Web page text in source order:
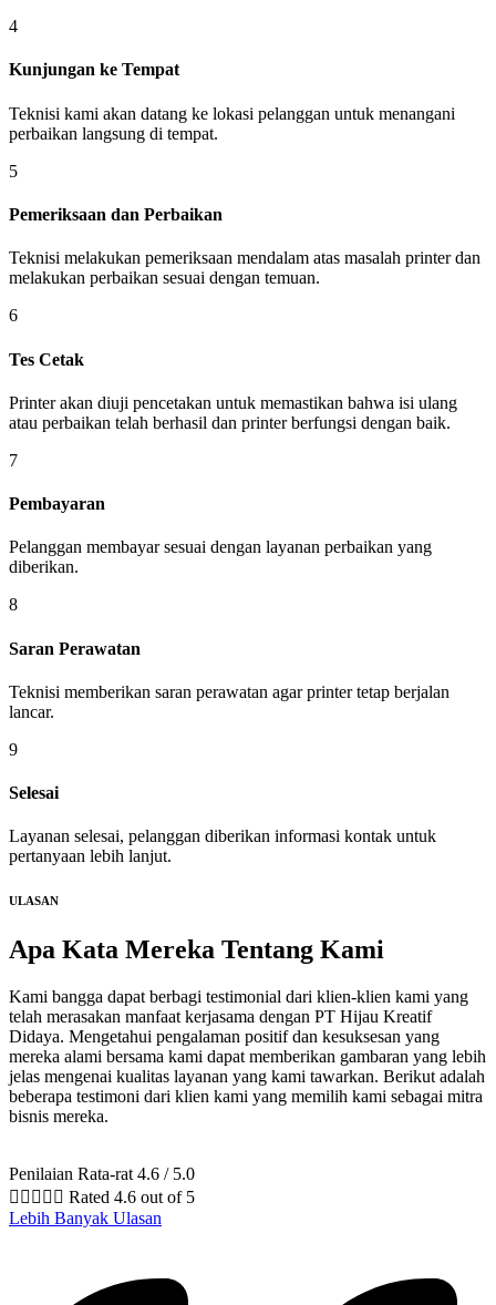
4
Kunjungan ke Tempat
Teknisi kami akan datang ke lokasi pelanggan untuk menangani
perbaikan langsung di tempat.
5
Pemeriksaan dan Perbaikan
Teknisi melakukan pemeriksaan mendalam atas masalah printer dan
melakukan perbaikan sesuai dengan temuan.
6
Tes Cetak
Printer akan diuji pencetakan untuk memastikan bahwa isi ulang
atau perbaikan telah berhasil dan printer berfungsi dengan baik.
7
Pembayaran
Pelanggan membayar sesuai dengan layanan perbaikan yang
diberikan.
8
Saran Perawatan
Teknisi memberikan saran perawatan agar printer tetap berjalan
lancar.
9
Selesai
Layanan selesai, pelanggan diberikan informasi kontak untuk
pertanyaan lebih lanjut.
ULASAN
Apa Kata Mereka Tentang Kami
Kami bangga dapat berbagi testimonial dari klien-klien kami yang
telah merasakan manfaat kerjasama dengan PT Hijau Kreatif
Didaya. Mengetahui pengalaman positif dan kesuksesan yang
mereka alami bersama kami dapat memberikan gambaran yang lebih
jelas mengenai kualitas layanan yang kami tawarkan. Berikut adalah
beberapa testimoni dari klien kami yang memilih kami sebagai mitra
bisnis mereka.
Penilaian Rata-rat 4.6 / 5.0
     Rated 4.6 out of 5
Lebih Banyak Ulasan